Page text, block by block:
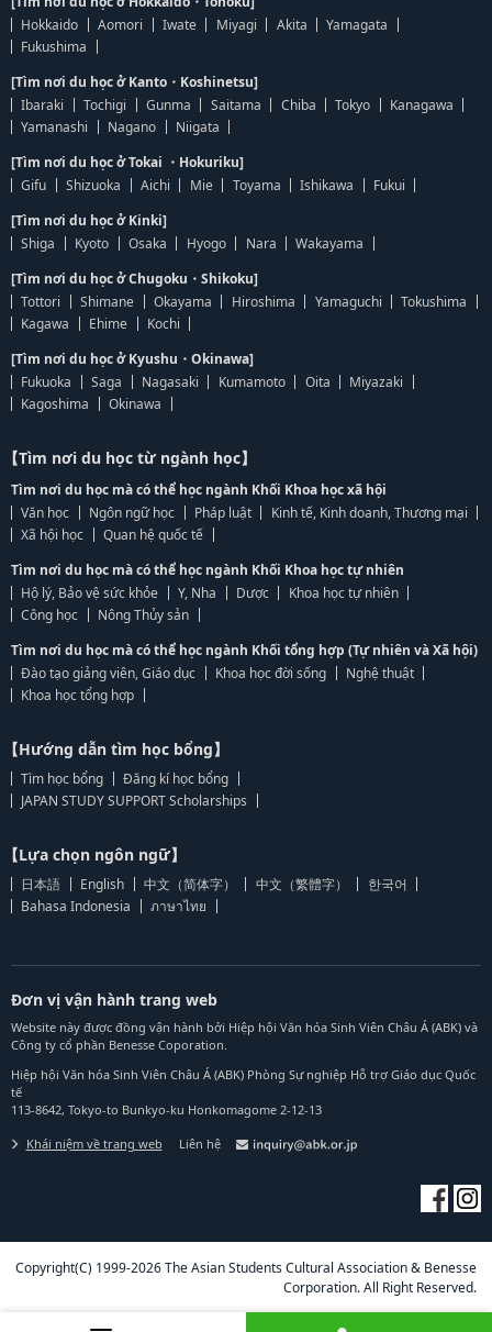
Hokkaido
Aomori Iwate Miyagi Akita
Yamagata
Fukushima
[Tìm nơi du học ở Kanto・Koshinetsu]
Ibaraki
Tochigi Gunma Saitama Chiba Tokyo
Kanagawa
Yamanashi
Nagano
Niigata
[Tìm nơi du học ở Tokai ・Hokuriku]
Gifu
Shizuoka Aichi Mie Toyama Ishikawa
Fukui
[Tìm nơi du học ở Kinki]
Shiga
Kyoto Osaka Hyogo Nara
Wakayama
[Tìm nơi du học ở Chugoku・Shikoku]
Tottori
Shimane Okayama Hiroshima Yamaguchi
Tokushima
Kagawa
Ehime
Kochi
[Tìm nơi du học ở Kyushu・Okinawa]
Fukuoka
Saga Nagasaki Kumamoto Oita
Miyazaki
Kagoshima
Okinawa
【Tìm nơi du học từ ngành học】
Tìm nơi du học mà có thể học ngành Khối Khoa học xã hội
Văn học
Ngôn ngữ học Pháp luật
Kinh tế, Kinh doanh, Thương mại
Xã hội học
Quan hệ quốc tế
Tìm nơi du học mà có thể học ngành Khối Khoa học tự nhiên
Hộ lý, Bảo vệ sức khỏe
Y, Nha Dược
Khoa học tự nhiên
Công học
Nông Thủy sản
Tìm nơi du học mà có thể học ngành Khối tổng hợp (Tự nhiên và Xã hội)
Đào tạo giảng viên, Giáo dục
Khoa học đời sống
Nghệ thuật
Khoa học tổng hợp
【Hướng dẫn tìm học bổng】
Tìm học bổng
Đăng kí học bổng
JAPAN STUDY SUPPORT Scholarships
【Lựa chọn ngôn ngữ】
日本語 English 中文（简体字） 中文（繁體字）
한국어
Bahasa Indonesia
ภาษาไทย
Đơn vị vận hành trang web
Website này được đồng vận hành bởi Hiệp hội Văn hóa Sinh Viên Châu Á (ABK) và
Công ty cổ phần Benesse Coporation.
Hiệp hội Văn hóa Sinh Viên Châu Á (ABK) Phòng Sự nghiệp Hỗ trợ Giáo dục Quốc
tế
113-8642, Tokyo-to Bunkyo-ku Honkomagome 2-12-13
Khái niệm về trang web Liên hệ
Copyright(C) 1999-2026 The Asian Students Cultural Association & Benesse
Corporation. All Right Reserved.